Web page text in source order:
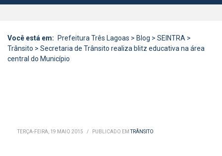
Você está em: Prefeitura Três Lagoas > Blog > SEINTRA >
Trânsito > Secretaria de Trânsito realiza blitz educativa na área
central do Município
TERÇA-FEIRA, 19 MAIO 2015 / PUBLICADO EMTRÂNSITO